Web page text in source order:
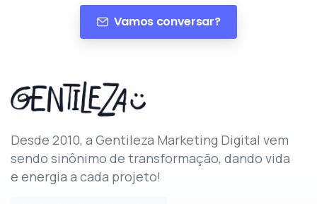
Vamos conversar?
Desde 2010, a Gentileza Marketing Digital vem
sendo sinônimo de transformação, dando vida
e energia a cada projeto!